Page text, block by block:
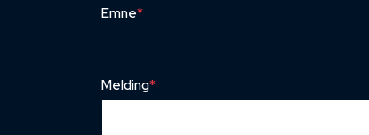
Emne*
Melding*